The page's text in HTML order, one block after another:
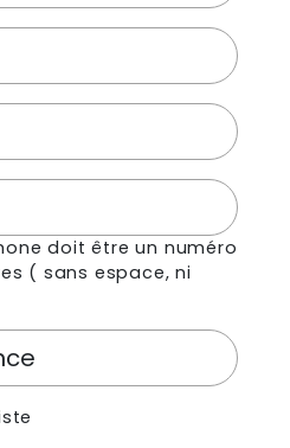
doit être un numéro
( sans espace, ni